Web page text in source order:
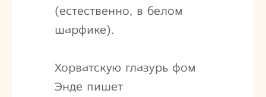
(естественно, в белом
шарфике).
Хорватскую глазурь фом
Энде пишет